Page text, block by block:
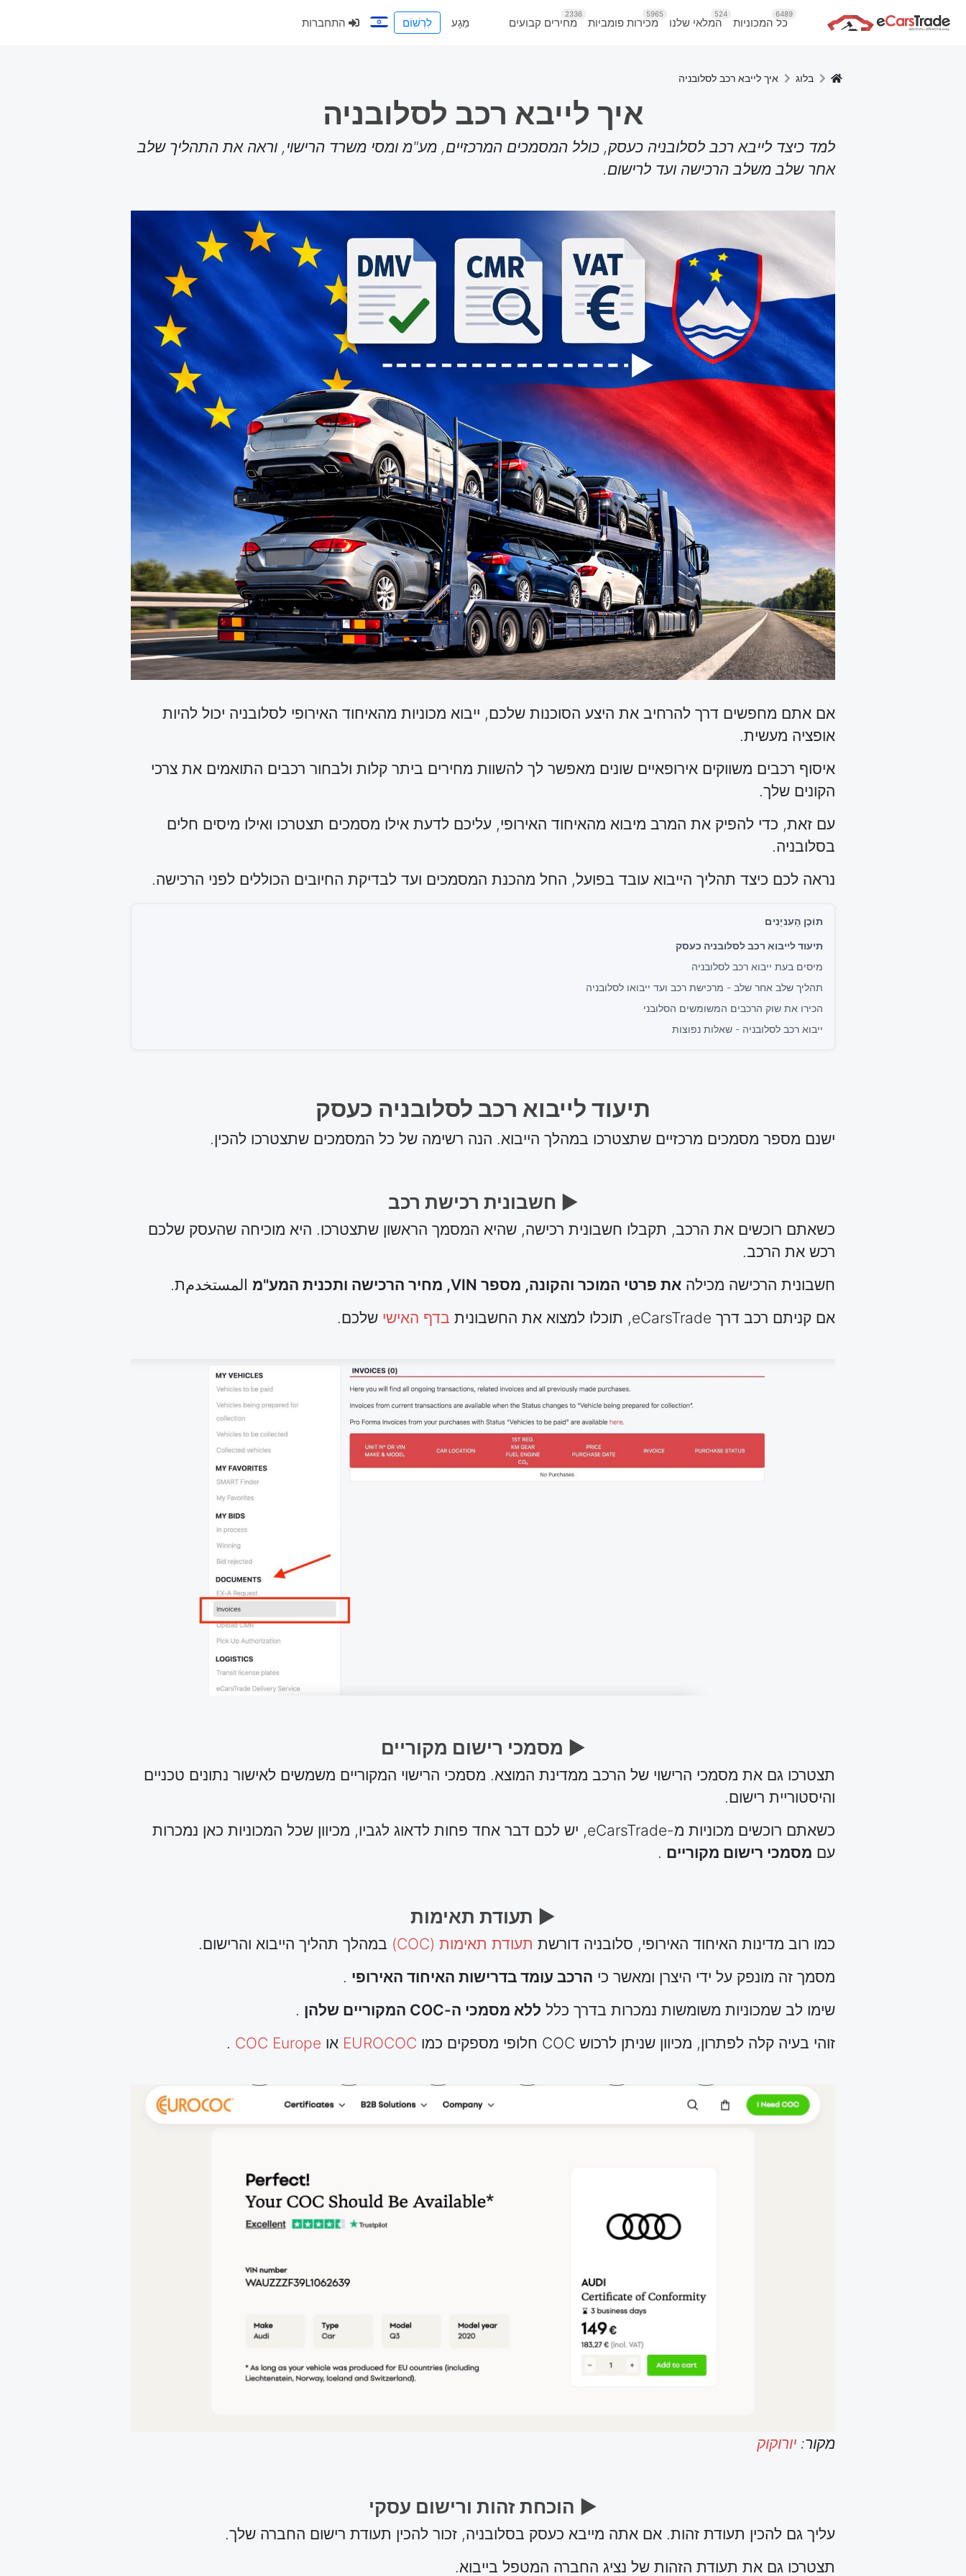
כל המכוניות
6489
המלאי שלנו
524
מכירות פומביות
5965
מחירים קבועים
2336
מַגָע לִרְשׁוֹם
בלוג איך לייבא רכב לסלובניה
איך לייבא רכב לסלובניה
למד כיצד לייבא רכב לסלובניה כעסק, כולל המסמכים המרכזיים, מע"מ ומסי משרד הרישוי, וראה את התהליך שלב
אחר שלב משלב הרכישה ועד לרישום.
אם אתם מחפשים דרך להרחיב את היצע הסוכנות שלכם, ייבוא מכוניות מהאיחוד האירופי לסלובניה יכול להיות
אופציה מעשית.
איסוף רכבים משווקים אירופאיים שונים מאפשר לך להשוות מחירים ביתר קלות ולבחור רכבים התואמים את צרכי
הקונים שלך.
עם זאת, כדי להפיק את המרב מיבוא מהאיחוד האירופי, עליכם לדעת אילו מסמכים תצטרכו ואילו מיסים חלים
בסלובניה.
נראה לכם כיצד תהליך הייבוא עובד בפועל, החל מהכנת המסמכים ועד לבדיקת החיובים הכוללים לפני הרכישה.
תיעוד לייבוא רכב לסלובניה כעסק
מיסים בעת ייבוא רכב לסלובניה
תהליך שלב אחר שלב - מרכישת רכב ועד ייבואו לסלובניה
הכירו את שוק הרכבים המשומשים הסלובני
ייבוא רכב לסלובניה - שאלות נפוצות
תיעוד לייבוא רכב לסלובניה כעסק
ישנם מספר מסמכים מרכזיים שתצטרכו במהלך הייבוא. הנה רשימה של כל המסמכים שתצטרכו להכין.
► חשבונית רכישת רכב
כשאתם רוכשים את הרכב, תקבלו חשבונית רכישה, שהיא המסמך הראשון שתצטרכו. היא מוכיחה שהעסק שלכם
רכש את הרכב.
חשבונית הרכישה מכילה את פרטי המוכר והקונה, מספר VIN, מחיר הרכישה ותכנית המע"מ
المستخدمת.
אם קניתם רכב דרך eCarsTrade, תוכלו למצוא את החשבונית
בדף האישי שלכם.
► מסמכי רישום מקוריים
תצטרכו גם את מסמכי הרישוי של הרכב ממדינת המוצא. מסמכי הרישוי המקוריים משמשים לאישור נתונים טכניים
והיסטוריית רישום.
כשאתם רוכשים מכוניות מ-eCarsTrade, יש לכם דבר אחד פחות לדאוג לגביו, מכיוון שכל המכוניות כאן נמכרות
עם מסמכי רישום מקוריים .
► תעודת תאימות
כמו רוב מדינות האיחוד האירופי, סלובניה דורשת תעודת תאימות (COC)
במהלך תהליך הייבוא והרישום.
מסמך זה מונפק על ידי היצרן ומאשר כי הרכב עומד בדרישות האיחוד האירופי .
שימו לב שמכוניות משומשות נמכרות בדרך כלל ללא מסמכי ה-COC המקוריים שלהן
.
זוהי בעיה קלה לפתרון, מכיוון שניתן לרכוש COC חלופי מספקים כמו
EUROCOC או COC Europe
.
מקור: יורוקוק
► הוכחת זהות ורישום עסקי
עליך גם להכין תעודת זהות. אם אתה מייבא כעסק בסלובניה, זכור להכין תעודת רישום החברה שלך.
תצטרכו גם את תעודת הזהות של נציג החברה המטפל בייבוא.